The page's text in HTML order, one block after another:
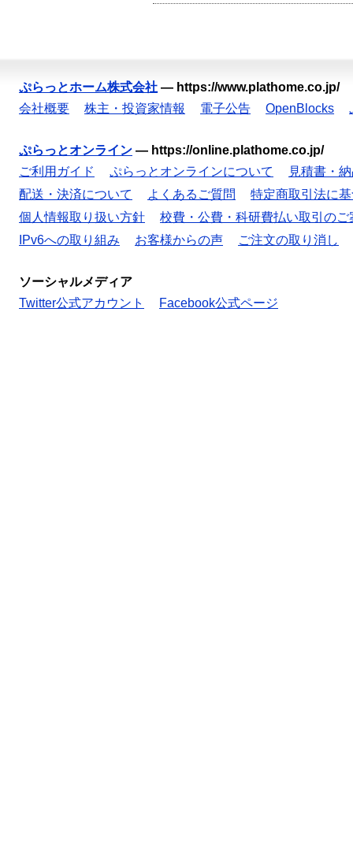
ぷらっとホーム株式会社 — https://www.plathome.co.jp/
会社概要
株主・投資家情報 電子公告 OpenBlocks
ぷらっとオンライン — https://online.plathome.co.jp/
ご利用ガイド
ぷらっとオンラインについて
見積書・
配送・決済について
よくあるご質問
特定商取引法に
個人情報取り扱い方針
校費・公費・科研費払い取引のご
IPv6への取り組み
お客様からの声 ご注文の取り消し
ソーシャルメディア
Twitter公式アカウント
Facebook公式ページ